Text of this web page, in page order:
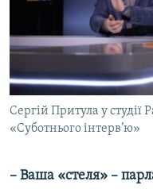
Сергій Притула у студії
«Суботнього інтерв’ю»
– Ваша «стеля» –